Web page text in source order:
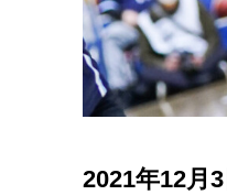
2021年12月